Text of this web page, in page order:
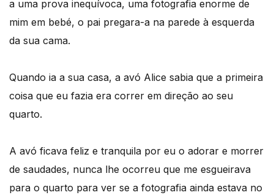
a uma prova inequívoca, uma fotografia enorme de
mim em bebé, o pai pregara-a na parede à esquerda
da sua cama.
Quando ia a sua casa, a avó Alice sabia que a primeira
coisa que eu fazia era correr em direção ao seu
quarto.
A avó ficava feliz e tranquila por eu o adorar e morrer
de saudades, nunca lhe ocorreu que me esgueirava
para o quarto para ver se a fotografia ainda estava no